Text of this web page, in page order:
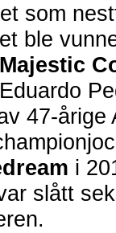
som
ble
Majestic
47-årige
i
slått